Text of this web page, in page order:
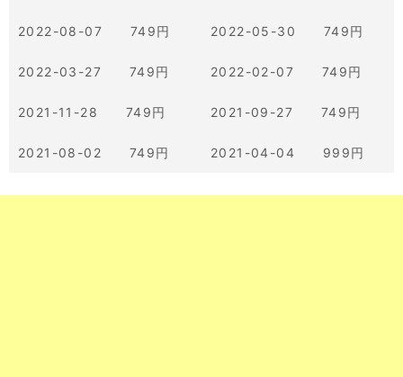
2022-08-07 749円 2022-05-30 749円
2022-03-27 749円 2022-02-07 749円
2021-11-28 749円 2021-09-27 749円
2021-08-02 749円 2021-04-04 999円